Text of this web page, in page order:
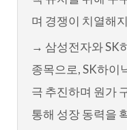
며 경쟁이 치열해
→ 삼성전자와 SK
종목으로, SK하이
극 추진하며 원가
통해 성장 동력을